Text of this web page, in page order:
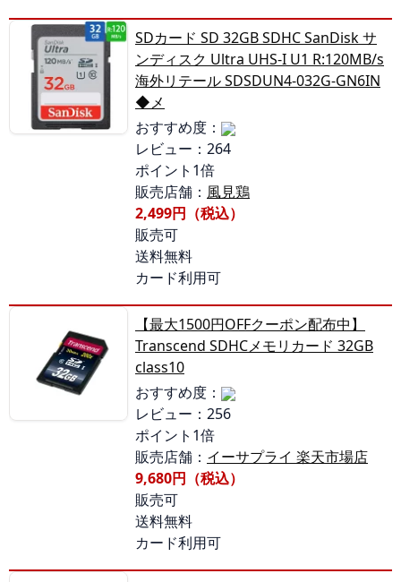
SDカード SD 32GB SDHC SanDisk サ
ンディスク Ultra UHS-I U1 R:120MB/s
海外リテール SDSDUN4-032G-GN6IN
◆メ
おすすめ度：
レビュー：264
ポイント1倍
販売店舗： 風見鶏
2,499円（税込）
販売可
送料無料
カード利用可
【最大1500円OFFクーポン配布中】
Transcend SDHCメモリカード 32GB
class10
おすすめ度：
レビュー：256
ポイント1倍
販売店舗： イーサプライ 楽天市場店
9,680円（税込）
販売可
送料無料
カード利用可